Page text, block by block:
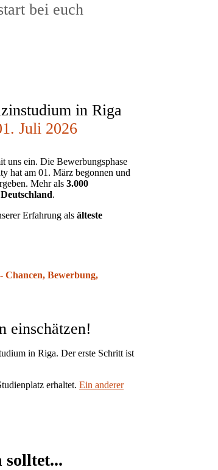
bei euch
in Riga
Juli 2026
uns ein. Die Bewerbungsphase
hat am 01. März begonnen und
Mehr als 3.000
.
Erfahrung als älteste
Bewerbung,
einschätzen!
in Riga. Der erste Schritt ist
erhaltet. Ein anderer